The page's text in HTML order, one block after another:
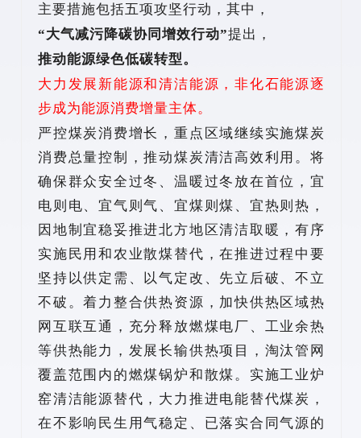
主要措施包括五项攻坚行动，其中，
“大气减污降碳协同增效行动”提出，
推动能源绿色低碳转型。
大力发展新能源和清洁能源，非化石能源逐
步成为能源消费增量主体。
严控煤炭消费增长，重点区域继续实施煤炭
消费总量控制，推动煤炭清洁高效利用。将
确保群众安全过冬、温暖过冬放在首位，宜
电则电、宜气则气、宜煤则煤、宜热则热，
因地制宜稳妥推进北方地区清洁取暖，有序
实施民用和农业散煤替代，在推进过程中要
坚持以供定需、以气定改、先立后破、不立
不破。着力整合供热资源，加快供热区域热
网互联互通，充分释放燃煤电厂、工业余热
等供热能力，发展长输供热项目，淘汰管网
覆盖范围内的燃煤锅炉和散煤。实施工业炉
窑清洁能源替代，大力推进电能替代煤炭，
在不影响民生用气稳定、已落实合同气源的